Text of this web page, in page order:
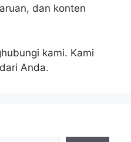
dan konten
kami. Kami
Anda.